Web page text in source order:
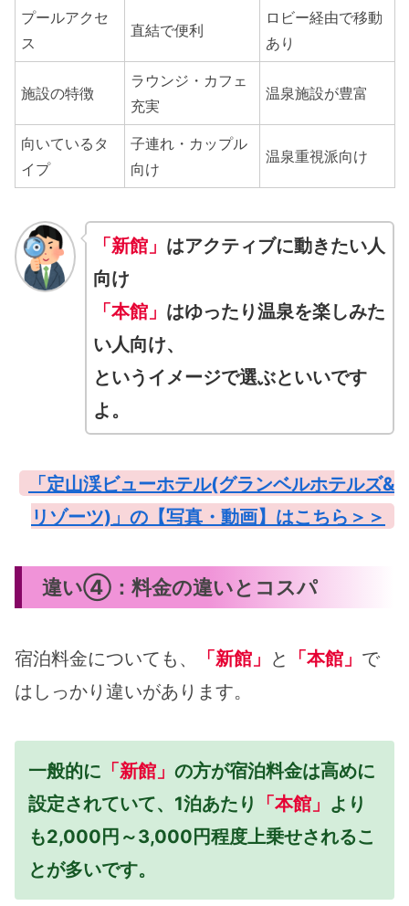
プールアクセ
ス
直結で便利
ロビー経由で移動
あり
施設の特徴
ラウンジ・カフェ
充実
温泉施設が豊富
向いているタ
イプ
子連れ・カップル
向け
温泉重視派向け
「新館」 はアクティブに動きたい人
向け
「本館」 はゆったり温泉を楽しみた
い人向け、
というイメージで選ぶといいです
よ。
「定山渓ビューホテル(グランベルホテルズ&
リゾーツ)」の【写真・動画】はこちら＞＞
違い④：料金の違いとコスパ
宿泊料金についても、 「新館」 と 「本館」 で
はしっかり違いがあります。
一般的に 「新館」 の方が宿泊料金は高めに
設定されていて、1泊あたり
「本館」 より
も2,000円～3,000円程度上乗せされるこ
とが多いです。